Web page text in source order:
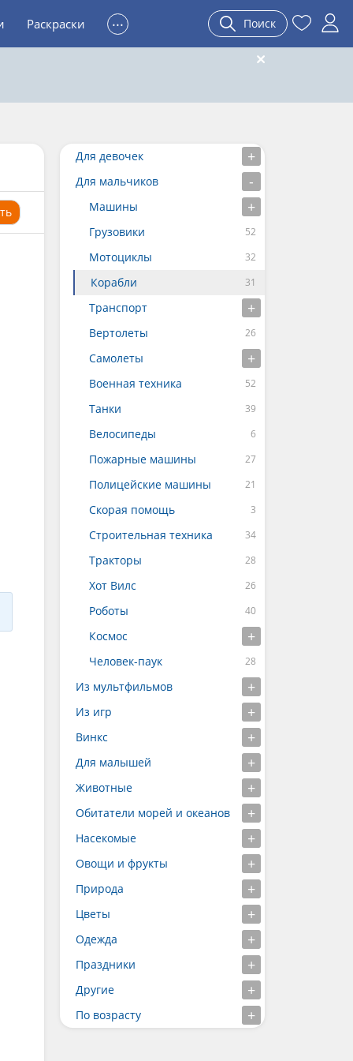
Раскраски ... Поиск
Для девочек
Для мальчиков
Машины
Грузовики
Мотоциклы
Корабли
Транспорт
Вертолеты
Самолеты
Военная техника
Танки
Велосипеды
Пожарные машины
Полицейские машины
Скорая помощь
Строительная техника
Тракторы
Хот Вилс
Роботы
Космос
Человек-паук
Из мультфильмов
Из игр
Винкс
Для малышей
Животные
Обитатели морей и океанов
Насекомые
Овощи и фрукты
Природа
Цветы
Одежда
Праздники
Другие
По возрасту